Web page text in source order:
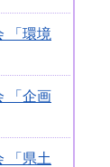
「環境
「企画
「県土